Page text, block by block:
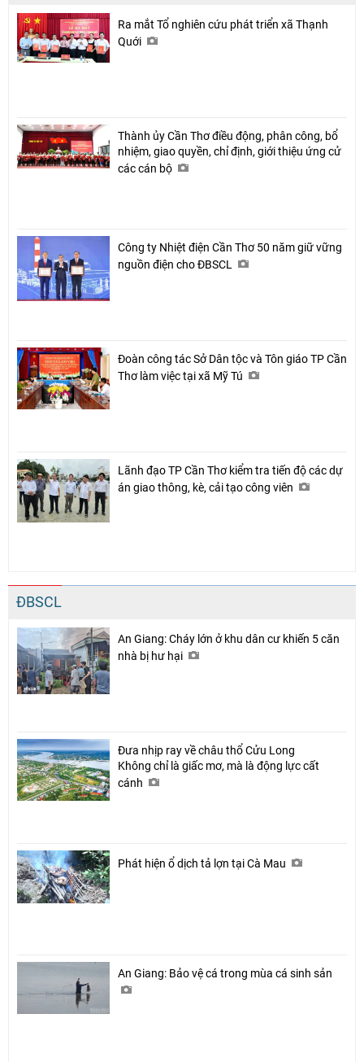
Ra mắt Tổ nghiên cứu phát triển xã Thạnh
Quới
Thành ủy Cần Thơ điều động, phân công, bổ
nhiệm, giao quyền, chỉ định, giới thiệu ứng cử
các cán bộ
Công ty Nhiệt điện Cần Thơ 50 năm giữ vững
nguồn điện cho ĐBSCL
Đoàn công tác Sở Dân tộc và Tôn giáo TP Cần
Thơ làm việc tại xã Mỹ Tú
Lãnh đạo TP Cần Thơ kiểm tra tiến độ các dự
án giao thông, kè, cải tạo công viên
ĐBSCL
An Giang: Cháy lớn ở khu dân cư khiến 5 căn
nhà bị hư hại
Đưa nhịp ray về châu thổ Cửu Long
Không chỉ là giấc mơ, mà là động lực cất
cánh
Phát hiện ổ dịch tả lợn tại Cà Mau
An Giang: Bảo vệ cá trong mùa cá sinh sản